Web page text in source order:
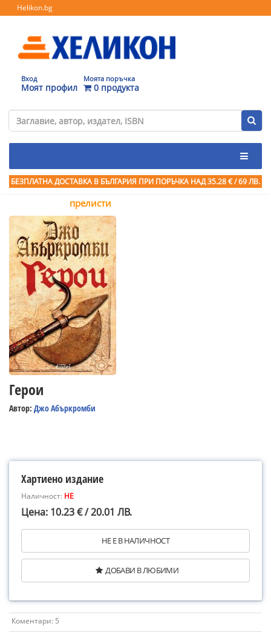
Helikon.bg
Вход
Моят профил
Моята поръчка
0 продукта
БЕЗПЛАТНА ДОСТАВКА В БЪЛГАРИЯ ПРИ ПОРЪЧКА НАД 35.28 € / 69 ЛВ.
прелисти
Герои
Автор: Джо Абъркромби
Хартиено издание
Наличност: НЕ
Цена: 10.23 € / 20.01 ЛВ.
НЕ Е В НАЛИЧНОСТ
ДОБАВИ В ЛЮБИМИ
Коментари: 5